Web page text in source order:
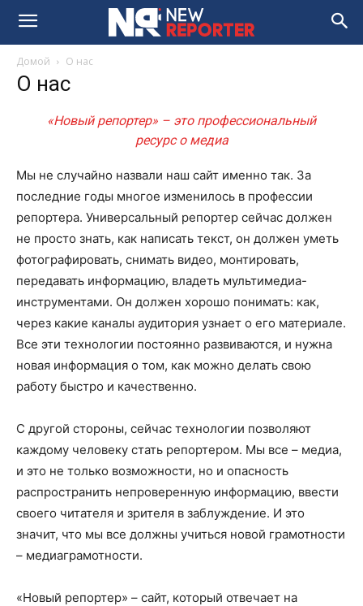
Домой О нас
О нас
«Новый репортер» – это профессиональный
ресурс о медиа
Мы не случайно назвали наш сайт именно так. За
последние годы многое изменилось в профессии
репортера. Универсальный репортер сейчас должен
не просто знать, как написать текст, он должен уметь
фотографировать, снимать видео, монтировать,
передавать информацию, владеть мультимедиа-
инструментами. Он должен хорошо понимать: как,
через какие каналы аудитория узнает о его материале.
Все эти технологии постоянно развиваются, и нужна
новая информация о том, как можно делать свою
работу быстро и качественно.
С другой стороны, сейчас технологии позволяют
каждому человеку стать репортером. Мы все – медиа,
и это не только возможности, но и опасность
распространить непроверенную информацию, ввести
своего читателя и зрителя в заблуждение. И это
значит, что мы все должны учиться новой грамотности
– медиаграмотности.
«Новый репортер» – сайт, который отвечает на